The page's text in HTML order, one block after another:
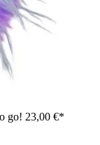
go! 23,00 €*